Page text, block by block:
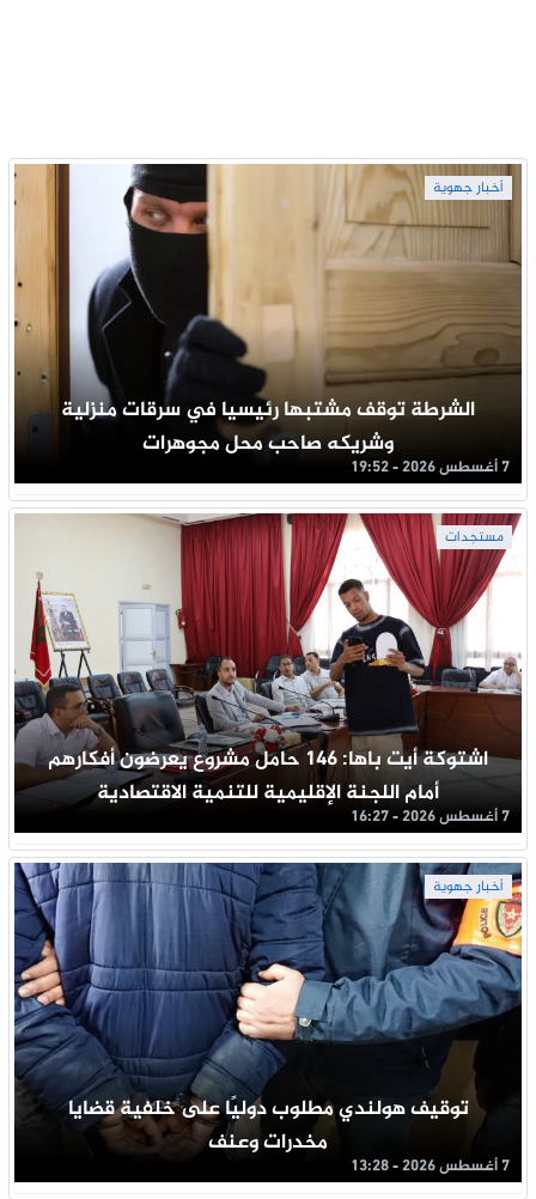
أخبار جهوية
الشرطة توقف مشتبها رئيسيا في سرقات منزلية
وشريكه صاحب محل مجوهرات
7 أغسطس 2026 - 19:52
مستجدات
اشتوكة أيت باها: 146 حامل مشروع يعرضون أفكارهم
أمام اللجنة الإقليمية للتنمية الاقتصادية
7 أغسطس 2026 - 16:27
أخبار جهوية
توقيف هولندي مطلوب دوليًا على خلفية قضايا
مخدرات وعنف
7 أغسطس 2026 - 13:28